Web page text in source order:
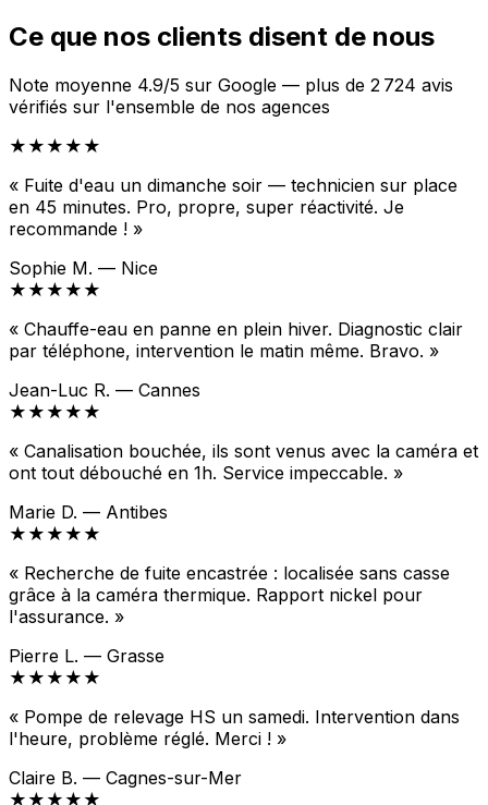
Ce que nos clients disent de nous
Note moyenne 4.9/5 sur Google — plus de 2 724 avis
vérifiés sur l'ensemble de nos agences
★★★★★
« Fuite d'eau un dimanche soir — technicien sur place
en 45 minutes. Pro, propre, super réactivité. Je
recommande ! »
Sophie M. — Nice
★★★★★
« Chauffe-eau en panne en plein hiver. Diagnostic clair
par téléphone, intervention le matin même. Bravo. »
Jean-Luc R. — Cannes
★★★★★
« Canalisation bouchée, ils sont venus avec la caméra et
ont tout débouché en 1h. Service impeccable. »
Marie D. — Antibes
★★★★★
« Recherche de fuite encastrée : localisée sans casse
grâce à la caméra thermique. Rapport nickel pour
l'assurance. »
Pierre L. — Grasse
★★★★★
« Pompe de relevage HS un samedi. Intervention dans
l'heure, problème réglé. Merci ! »
Claire B. — Cagnes-sur-Mer
★★★★★